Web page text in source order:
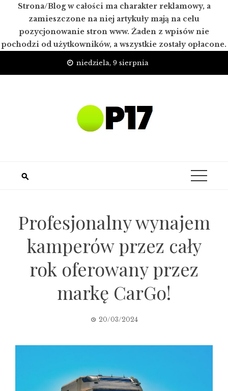
Strona/Blog w całości ma charakter reklamowy, a
zamieszczone na niej artykuły mają na celu
pozycjonowanie stron www. Żaden z wpisów nie
pochodzi od użytkowników, a wszystkie zostały opłacone.
niedziela, 9 sierpnia
Profesjonalny wynajem
kamperów przez cały
rok oferowany przez
markę CarGo!
20/03/2024